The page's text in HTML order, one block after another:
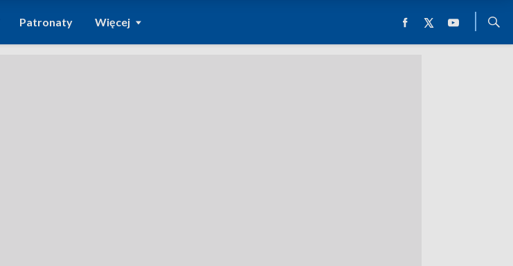
Patronaty Więcej